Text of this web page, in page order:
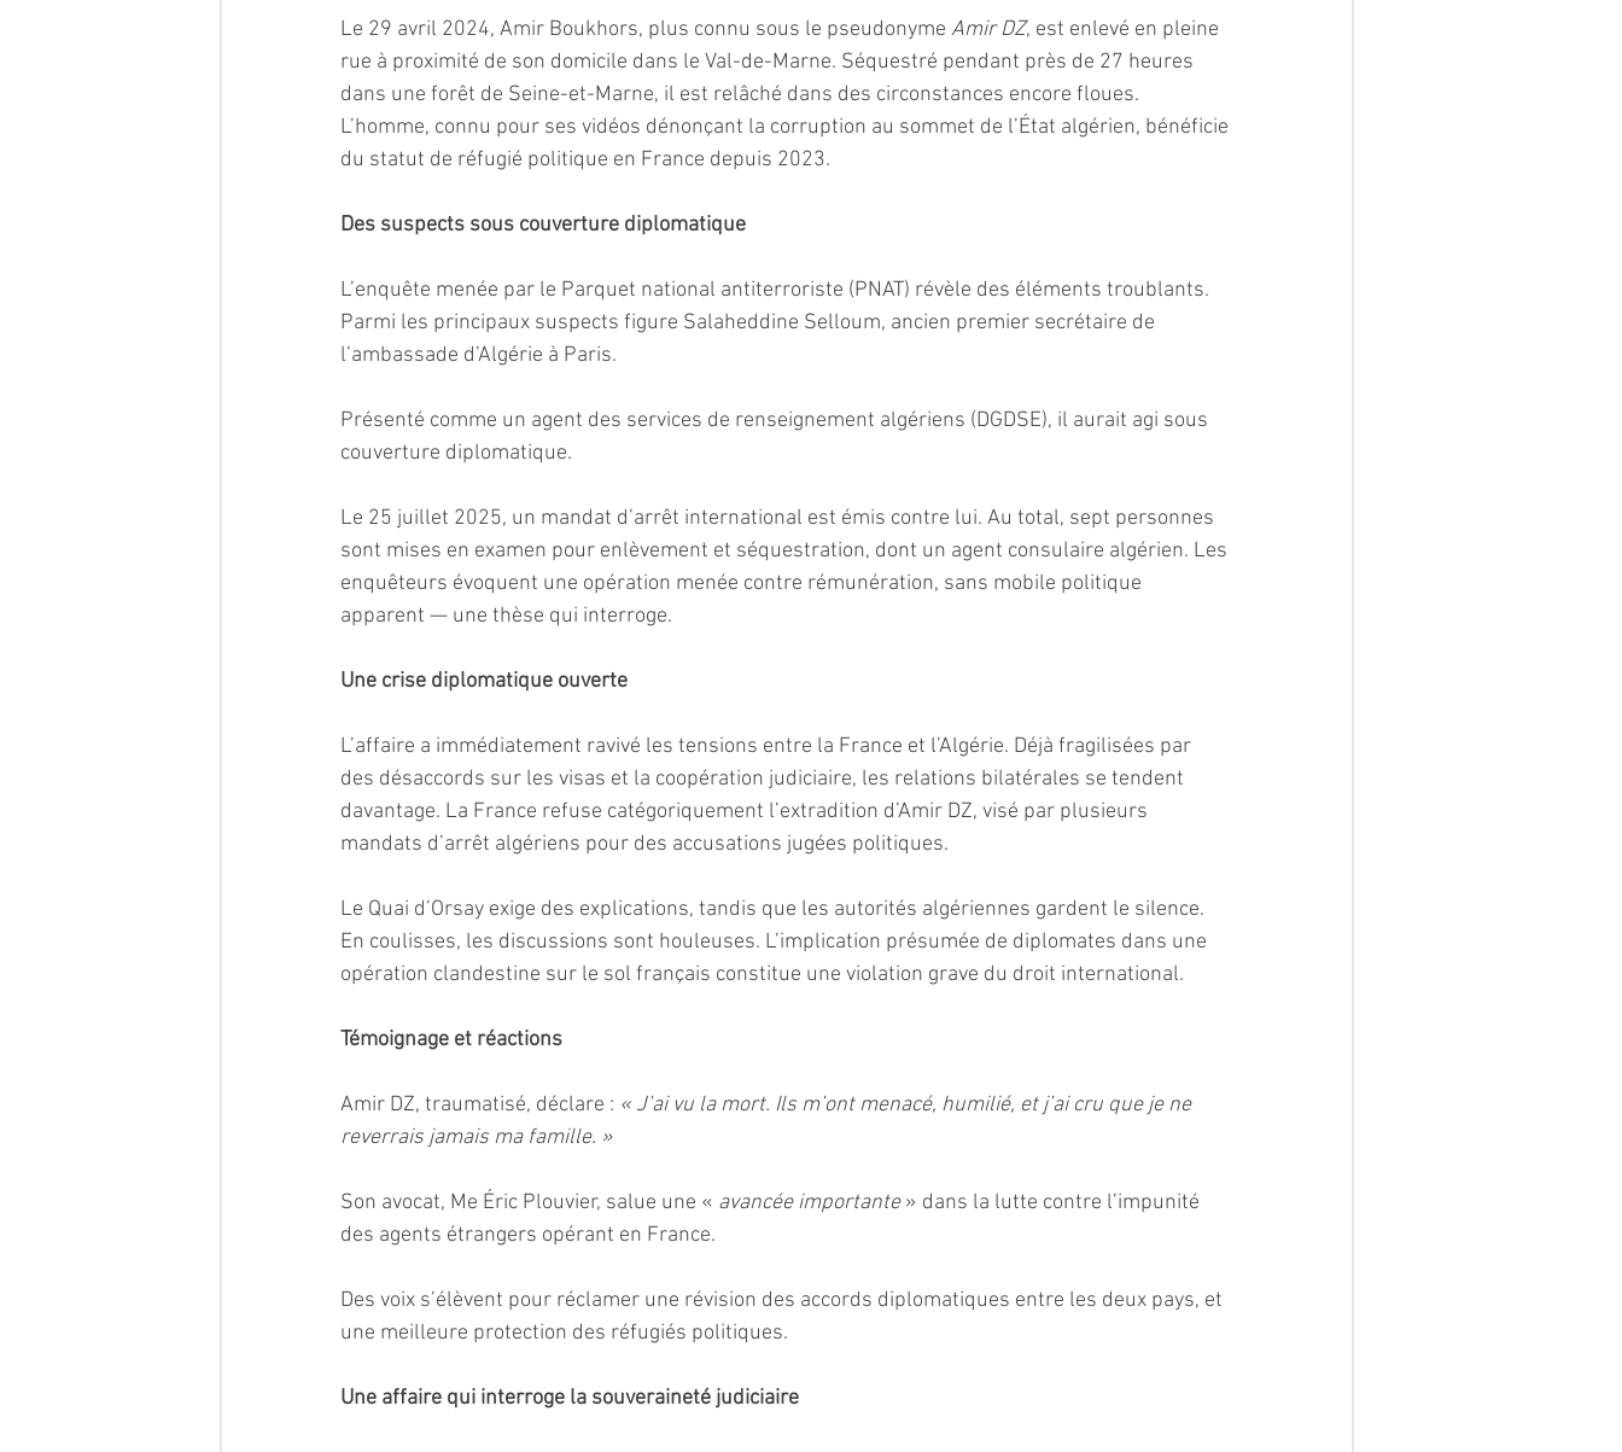
Le 29 avril 2024, Amir Boukhors, plus connu sous le pseudonyme Amir DZ, est enlevé en pleine
rue à proximité de son domicile dans le Val-de-Marne. Séquestré pendant près de 27 heures
dans une forêt de Seine-et-Marne, il est relâché dans des circonstances encore floues.
L’homme, connu pour ses vidéos dénonçant la corruption au sommet de l’État algérien, bénéficie
du statut de réfugié politique en France depuis 2023.
Des suspects sous couverture diplomatique
L’enquête menée par le Parquet national antiterroriste (PNAT) révèle des éléments troublants.
Parmi les principaux suspects figure Salaheddine Selloum, ancien premier secrétaire de
l’ambassade d’Algérie à Paris.
Présenté comme un agent des services de renseignement algériens (DGDSE), il aurait agi sous
couverture diplomatique.
Le 25 juillet 2025, un mandat d’arrêt international est émis contre lui. Au total, sept personnes
sont mises en examen pour enlèvement et séquestration, dont un agent consulaire algérien. Les
enquêteurs évoquent une opération menée contre rémunération, sans mobile politique
apparent — une thèse qui interroge.
Une crise diplomatique ouverte
L’affaire a immédiatement ravivé les tensions entre la France et l’Algérie. Déjà fragilisées par
des désaccords sur les visas et la coopération judiciaire, les relations bilatérales se tendent
davantage. La France refuse catégoriquement l’extradition d’Amir DZ, visé par plusieurs
mandats d’arrêt algériens pour des accusations jugées politiques.
Le Quai d’Orsay exige des explications, tandis que les autorités algériennes gardent le silence.
En coulisses, les discussions sont houleuses. L’implication présumée de diplomates dans une
opération clandestine sur le sol français constitue une violation grave du droit international.
Témoignage et réactions
Amir DZ, traumatisé, déclare : « J’ai vu la mort. Ils m’ont menacé, humilié, et j’ai cru que je ne
reverrais jamais ma famille. »
Son avocat, Me Éric Plouvier, salue une « avancée importante » dans la lutte contre l’impunité
des agents étrangers opérant en France.
Des voix s’élèvent pour réclamer une révision des accords diplomatiques entre les deux pays, et
une meilleure protection des réfugiés politiques.
Une affaire qui interroge la souveraineté judiciaire